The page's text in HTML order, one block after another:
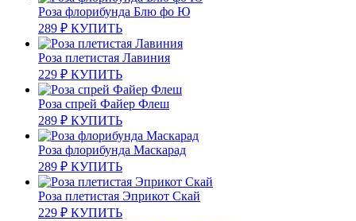
Роза флорибунда Блю фо Ю
289 ₽ КУПИТЬ
Роза плетистая Лавиния
229 ₽ КУПИТЬ
Роза спрей Файер Флеш
289 ₽ КУПИТЬ
Роза флорибунда Маскарад
289 ₽ КУПИТЬ
Роза плетистая Эприкот Скай
229 ₽ КУПИТЬ